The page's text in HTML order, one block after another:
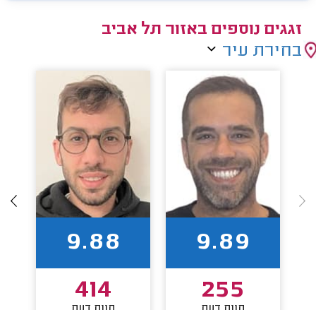
זגגים נוספים באזור תל אביב
בחירת עיר
9.89
255
9.88
414